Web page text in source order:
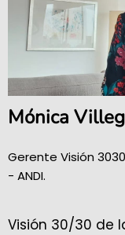
Mónica
Gerente Visión
- ANDI.
Visión 30/30 de